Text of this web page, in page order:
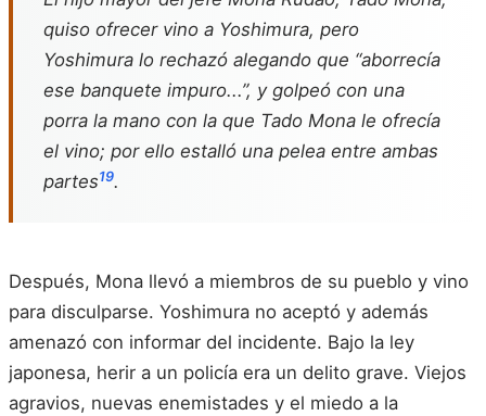
quiso ofrecer vino a Yoshimura, pero
Yoshimura lo rechazó alegando que “aborrecía
ese banquete impuro...”, y golpeó con una
porra la mano con la que Tado Mona le ofrecía
el vino; por ello estalló una pelea entre ambas
partes19.
Después, Mona llevó a miembros de su pueblo y vino
para disculparse. Yoshimura no aceptó y además
amenazó con informar del incidente. Bajo la ley
japonesa, herir a un policía era un delito grave. Viejos
agravios, nuevas enemistades y el miedo a la